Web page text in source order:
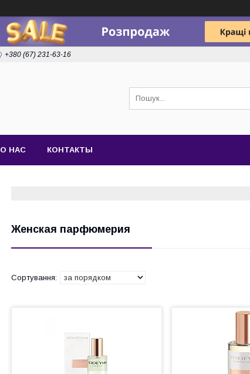
+380 (67) 231-63-16
О НАС КОНТАКТЫ
Женская парфюмерия